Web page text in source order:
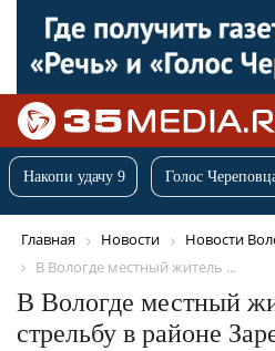
Накопи удачу 9 Голос
Главная Новости
Новости
В Вологде местный житель ...
В Вологде местный
стрельбу в районе